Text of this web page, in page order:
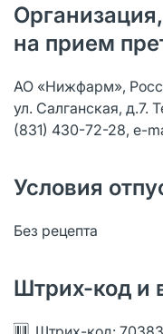
на прием
АО «Нижфарм»,
ул. Салганская, д.7.
(831) 430-72-28, е-
Условия
Без рецепта
Штрих-код и